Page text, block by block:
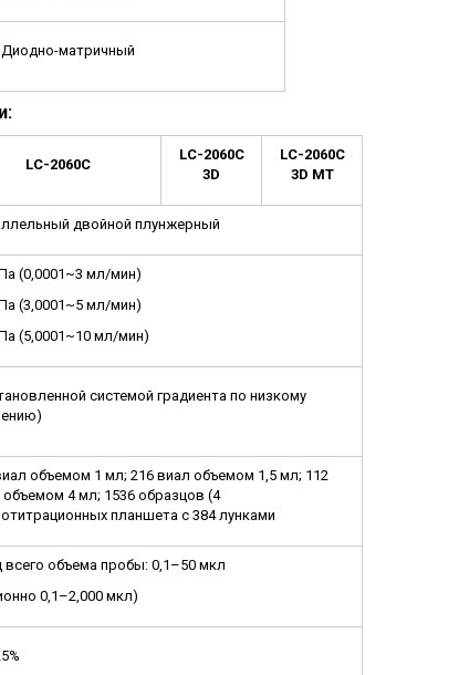
Диодно-матричный
LC-2060C
LC-2060C
3D
LC-2060C
3D MT
двойной плунжерный
(0,0001~3 мл/мин)
(3,0001~5 мл/мин)
(5,0001~10 мл/мин)
системой градиента по низкому
объемом 1 мл; 216 виал объемом 1,5 мл; 112
объемом 4 мл; 1536 образцов (4
планшета с 384 лунками
всего объема пробы: 0,1–50 мкл
0,1–2,000 мкл)